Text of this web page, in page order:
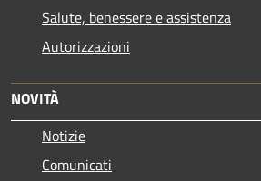
Salute, benessere e assistenza
Autorizzazioni
NOVITÀ
Notizie
Comunicati